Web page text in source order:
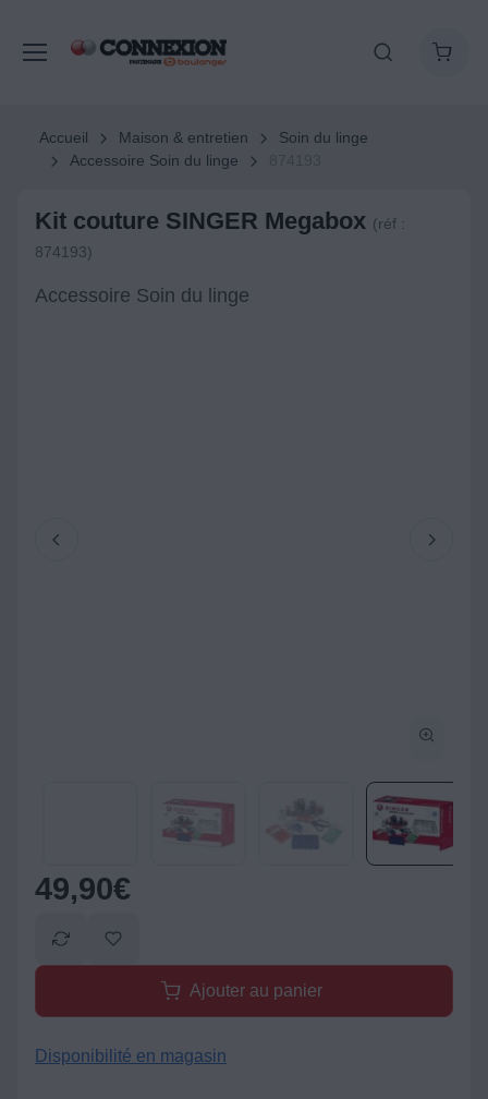
Accueil Maison & entretien
Soin du linge
Accessoire Soin du linge
Kit couture SINGER Megabox (réf :
874193)
Accessoire Soin du linge
49,90€
Ajouter au panier
Disponibilité en magasin